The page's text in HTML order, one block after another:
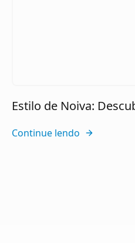
Estilo de Noiva:
Continue lendo